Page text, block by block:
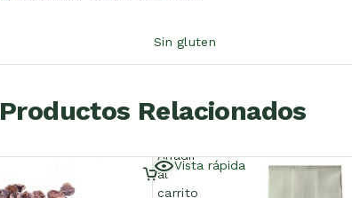
Sin gluten
Productos Relacionados
Vista rápida
Añadir
al
carrito